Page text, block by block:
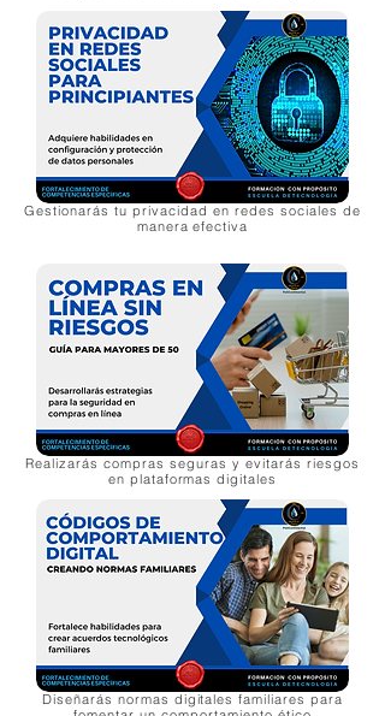
Gestionarás tu privacidad en redes sociales de
manera efectiva
Realizarás compras seguras y evitarás riesgos
en plataformas digitales
Diseñarás normas digitales familiares para